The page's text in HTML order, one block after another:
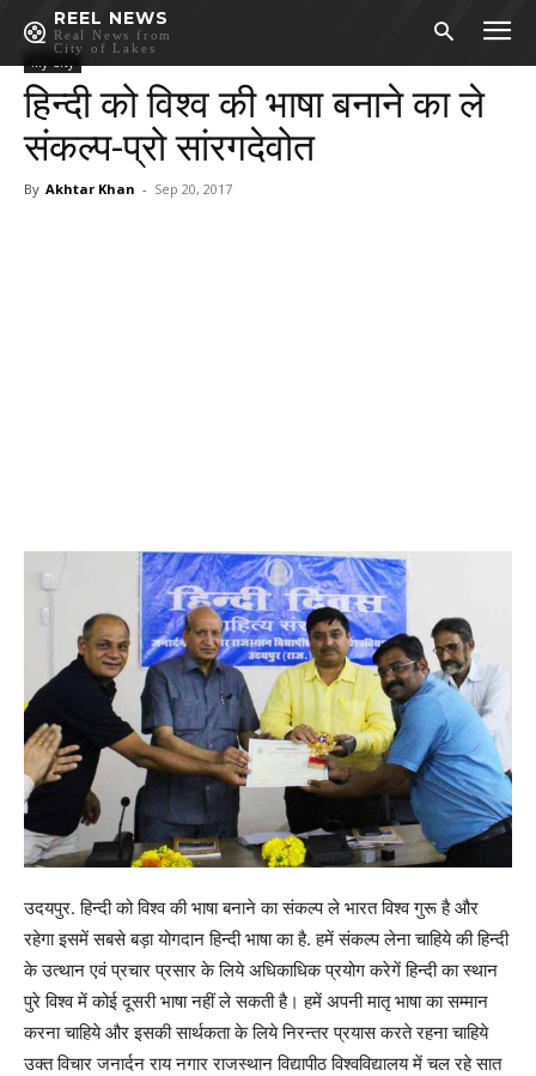
REEL NEWS
Real News from
City of Lakes
My City
हिन्दी को विश्व की भाषा बनाने का ले
संकल्प-प्रो सांरगदेवोत
By Akhtar Khan - Sep 20, 2017
उदयपुर. हिन्दी को विश्व की भाषा बनाने का संकल्प ले भारत विश्व गुरू है और
रहेगा इसमें सबसे बड़ा योगदान हिन्दी भाषा का है. हमें संकल्प लेना चाहिये की हिन्दी
के उत्थान एवं प्रचार प्रसार के लिये अधिकाधिक प्रयोग करेगें हिन्दी का स्थान
पुरे विश्व में कोई दूसरी भाषा नहीं ले सकती है। हमें अपनी मातृ भाषा का सम्मान
करना चाहिये और इसकी सार्थकता के लिये निरन्तर प्रयास करते रहना चाहिये
उक्त विचार जनार्दन राय नगार राजस्थान विद्यापीठ विश्वविद्यालय में चल रहे सात